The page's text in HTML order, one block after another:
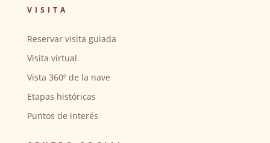
VISITA
Reservar visita guiada
Visita virtual
Vista 360º de la nave
Etapas históricas
Puntos de interés